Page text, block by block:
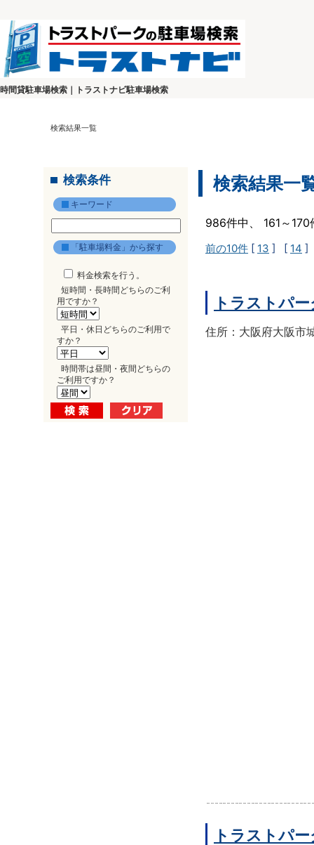
時間貸駐車場検索｜トラストナビ駐車場検索
検索結果一覧
検索条件
キーワード
「駐車場料金」から探す
料金検索を行う。
短時間・長時間どちらのご利
用ですか？
平日・休日どちらのご利用で
すか？
時間帯は昼間・夜間どちらの
ご利用ですか？
検索結果一
986件中、 161～
前の10件 [ 13 ] [ 14 ]
トラストパ
住所：大阪府大阪市
トラストパ